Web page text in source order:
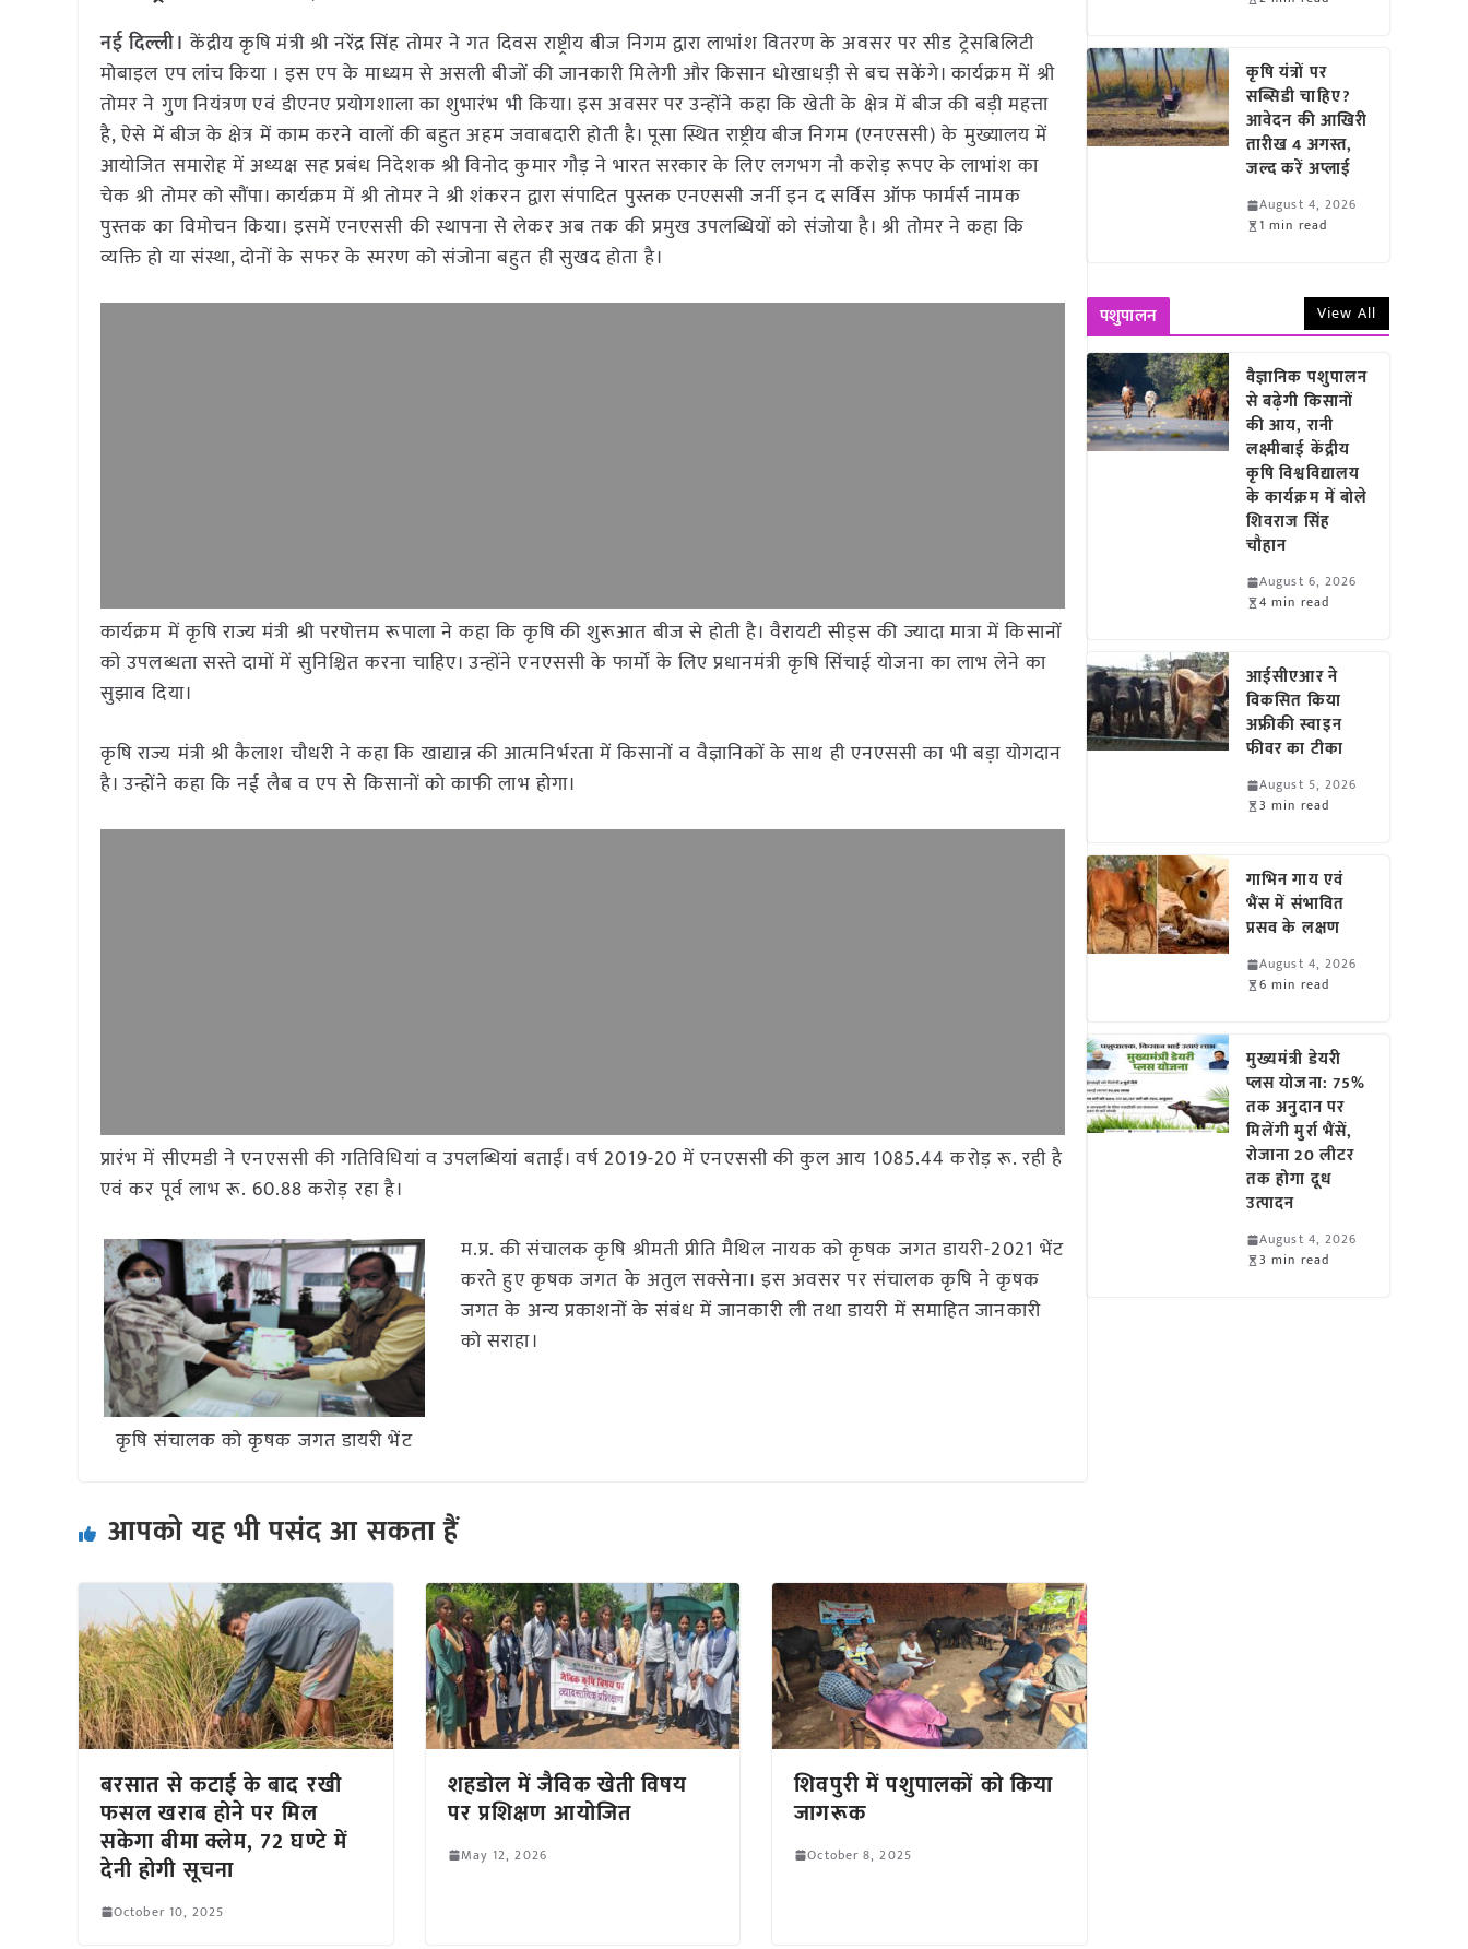
नई दिल्ली। केंद्रीय कृषि मंत्री श्री नरेंद्र सिंह तोमर ने गत दिवस राष्ट्रीय बीज निगम द्वारा लाभांश वितरण के अवसर पर सीड ट्रेसबिलिटी
मोबाइल एप लांच किया । इस एप के माध्यम से असली बीजों की जानकारी मिलेगी और किसान धोखाधड़ी से बच सकेंगे। कार्यक्रम में श्री
तोमर ने गुण नियंत्रण एवं डीएनए प्रयोगशाला का शुभारंभ भी किया। इस अवसर पर उन्होंने कहा कि खेती के क्षेत्र में बीज की बड़ी महत्ता
है, ऐसे में बीज के क्षेत्र में काम करने वालों की बहुत अहम जवाबदारी होती है। पूसा स्थित राष्ट्रीय बीज निगम (एनएससी) के मुख्यालय में
आयोजित समारोह में अध्यक्ष सह प्रबंध निदेशक श्री विनोद कुमार गौड़ ने भारत सरकार के लिए लगभग नौ करोड़ रूपए के लाभांश का
चेक श्री तोमर को सौंपा। कार्यक्रम में श्री तोमर ने श्री शंकरन द्वारा संपादित पुस्तक एनएससी जर्नी इन द सर्विस ऑफ फार्मर्स नामक
पुस्तक का विमोचन किया। इसमें एनएससी की स्थापना से लेकर अब तक की प्रमुख उपलब्धियों को संजोया है। श्री तोमर ने कहा कि
व्यक्ति हो या संस्था, दोनों के सफर के स्मरण को संजोना बहुत ही सुखद होता है।
कार्यक्रम में कृषि राज्य मंत्री श्री परषोत्तम रूपाला ने कहा कि कृषि की शुरूआत बीज से होती है। वैरायटी सीड्स की ज्यादा मात्रा में किसानों
को उपलब्धता सस्ते दामों में सुनिश्चित करना चाहिए। उन्होंने एनएससी के फार्मों के लिए प्रधानमंत्री कृषि सिंचाई योजना का लाभ लेने का
सुझाव दिया।
कृषि राज्य मंत्री श्री कैलाश चौधरी ने कहा कि खाद्यान्न की आत्मनिर्भरता में किसानों व वैज्ञानिकों के साथ ही एनएससी का भी बड़ा योगदान
है। उन्होंने कहा कि नई लैब व एप से किसानों को काफी लाभ होगा।
प्रारंभ में सीएमडी ने एनएससी की गतिविधियां व उपलब्धियां बताईं। वर्ष 2019-20 में एनएससी की कुल आय 1085.44 करोड़ रू. रही है
एवं कर पूर्व लाभ रू. 60.88 करोड़ रहा है।
कृषि संचालक को कृषक जगत डायरी भेंट
म.प्र. की संचालक कृषि श्रीमती प्रीति मैथिल नायक को कृषक जगत डायरी-2021 भेंट
करते हुए कृषक जगत के अतुल सक्सेना। इस अवसर पर संचालक कृषि ने कृषक
जगत के अन्य प्रकाशनों के संबंध में जानकारी ली तथा डायरी में समाहित जानकारी
को सराहा।
आपको यह भी पसंद आ सकता हैं
बरसात से कटाई के बाद रखी
फसल खराब होने पर मिल
सकेगा बीमा क्लेम, 72 घण्टे में
देनी होगी सूचना
October 10, 2025
शहडोल में जैविक खेती विषय
पर प्रशिक्षण आयोजित
May 12, 2026
शिवपुरी में पशुपालकों को किया
जागरूक
October 8, 2025
कृषि यंत्रों पर
सब्सिडी चाहिए?
आवेदन की आखिरी
तारीख 4 अगस्त,
जल्द करें अप्लाई
August 4, 2026
1 min read
पशुपालन View All
वैज्ञानिक पशुपालन
से बढ़ेगी किसानों
की आय, रानी
लक्ष्मीबाई केंद्रीय
कृषि विश्वविद्यालय
के कार्यक्रम में बोले
शिवराज सिंह
चौहान
August 6, 2026
4 min read
आईसीएआर ने
विकसित किया
अफ्रीकी स्वाइन
फीवर का टीका
August 5, 2026
3 min read
गाभिन गाय एवं
भैंस में संभावित
प्रसव के लक्षण
August 4, 2026
6 min read
मुख्यमंत्री डेयरी
प्लस योजना: 75%
तक अनुदान पर
मिलेंगी मुर्रा भैंसें,
रोजाना 20 लीटर
तक होगा दूध
उत्पादन
August 4, 2026
3 min read